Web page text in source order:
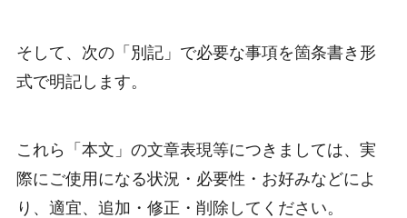
そして、次の「別記」で必要な事項を箇条書き形
式で明記します。
これら「本文」の文章表現等につきましては、実
際にご使用になる状況・必要性・お好みなどによ
り、適宜、追加・修正・削除してください。